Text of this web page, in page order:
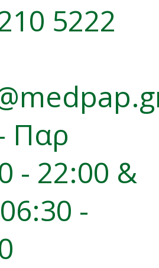
5222
Παρ
- 22:00 &
-